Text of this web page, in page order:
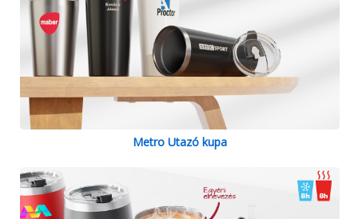
Metro Utazó kupa